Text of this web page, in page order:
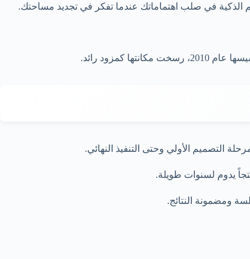
الذكية في صلب اهتماماتك عندما تفكر في تجديد مساحتك.
رائد.
التصميم الأولي وحتى التنفيذ النهائي.
يدوم لسنوات طويلة.
ومضمونة النتائج.